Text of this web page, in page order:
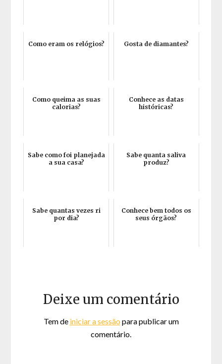
Como eram os relógios? Gosta de diamantes?
Como queima as suas
calorias?
Conhece as datas
históricas?
Sabe como foi planejada
a sua casa?
Sabe quanta saliva
produz?
Sabe quantas vezes ri
por dia?
Conhece bem todos os
seus órgãos?
Deixe um comentário
Tem de iniciar a sessão para publicar um
comentário.